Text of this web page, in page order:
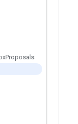
Proposals